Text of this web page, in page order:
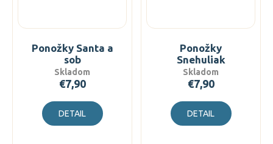
Ponožky Santa a
sob
Skladom
€7,90
DETAIL
Ponožky
Snehuliak
Skladom
€7,90
DETAIL